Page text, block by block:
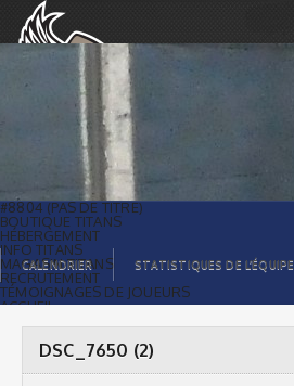
DSC_7650 (2) | Titans de témiscaming
#8804 (PAS DE TITRE)
BOUTIQUE TITANS
HÉBERGEMENT
INFO TITANS
MAGASIN TITANS
RECRUTEMENT
TÉMOIGNAGES DE JOUEURS
ACCUEIL
GALERIE PHOTOS
STATISTIQUES
ORGANISATION
CALENDRIER STATISTIQUES DE L’ÉQUIPE
DSC_7650 (2)